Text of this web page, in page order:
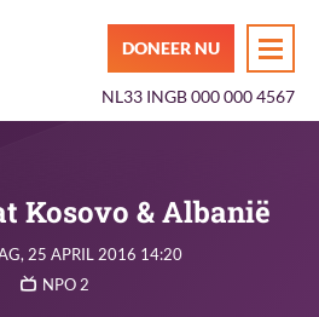
DONEER NU
NL33 INGB 000 000 4567
Kosovo & Albanië
25 APRIL 2016 14:20
NPO 2